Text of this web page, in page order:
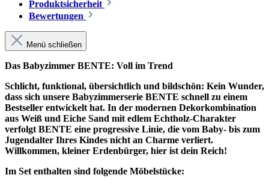
Produktsicherheit
Bewertungen
Menü schließen
Das Babyzimmer BENTE: Voll im Trend
Schlicht, funktional, übersichtlich und bildschön: Kein Wunder,
dass sich unsere Babyzimmerserie BENTE schnell zu einem
Bestseller entwickelt hat. In der modernen Dekorkombination
aus Weiß und Eiche Sand mit edlem Echtholz-Charakter
verfolgt BENTE eine progressive Linie, die vom Baby- bis zum
Jugendalter Ihres Kindes nicht an Charme verliert.
Willkommen, kleiner Erdenbürger, hier ist dein Reich!
Im Set enthalten sind folgende Möbelstücke: